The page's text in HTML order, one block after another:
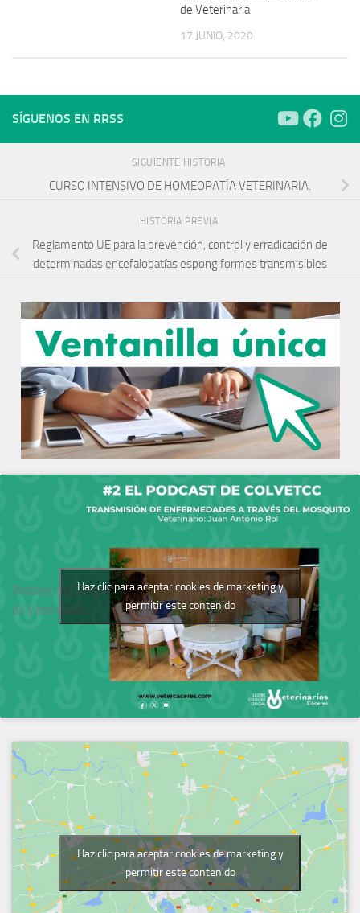
de Veterinaria
17 JUNIO, 2020
SÍGUENOS EN RRSS
SIGUIENTE HISTORIA
CURSO INTENSIVO DE HOMEOPATÍA VETERINARIA.
HISTORIA PREVIA
Reglamento UE para la prevención, control y erradicación de
determinadas encefalopatías espongiformes transmisibles
Podcast del Colegio
de Veterinarios
Haz clic para aceptar cookies de marketing y
permitir este contenido
Haz clic para aceptar cookies de marketing y
permitir este contenido